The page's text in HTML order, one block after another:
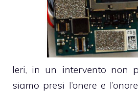
Ieri, in un intervento non
siamo presi l’onere e